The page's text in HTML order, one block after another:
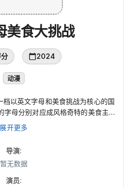
美食大挑战
2024
动漫
档以英文字母和美食挑战为核心的国
字母分别对应成风格奇特的美食主
怪动作展开吃播式挑战，在轻松节奏
点。适合喜欢创意美食、搞笑动画和
展开更多
导演:
暂无数据
演员: